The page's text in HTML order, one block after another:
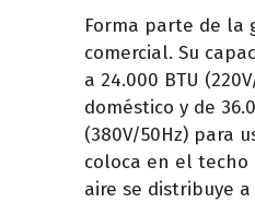
Forma parte de la
comercial. Su
a 24.000 BTU
doméstico y de
(380V/50Hz) para
coloca en el
aire se distribuye